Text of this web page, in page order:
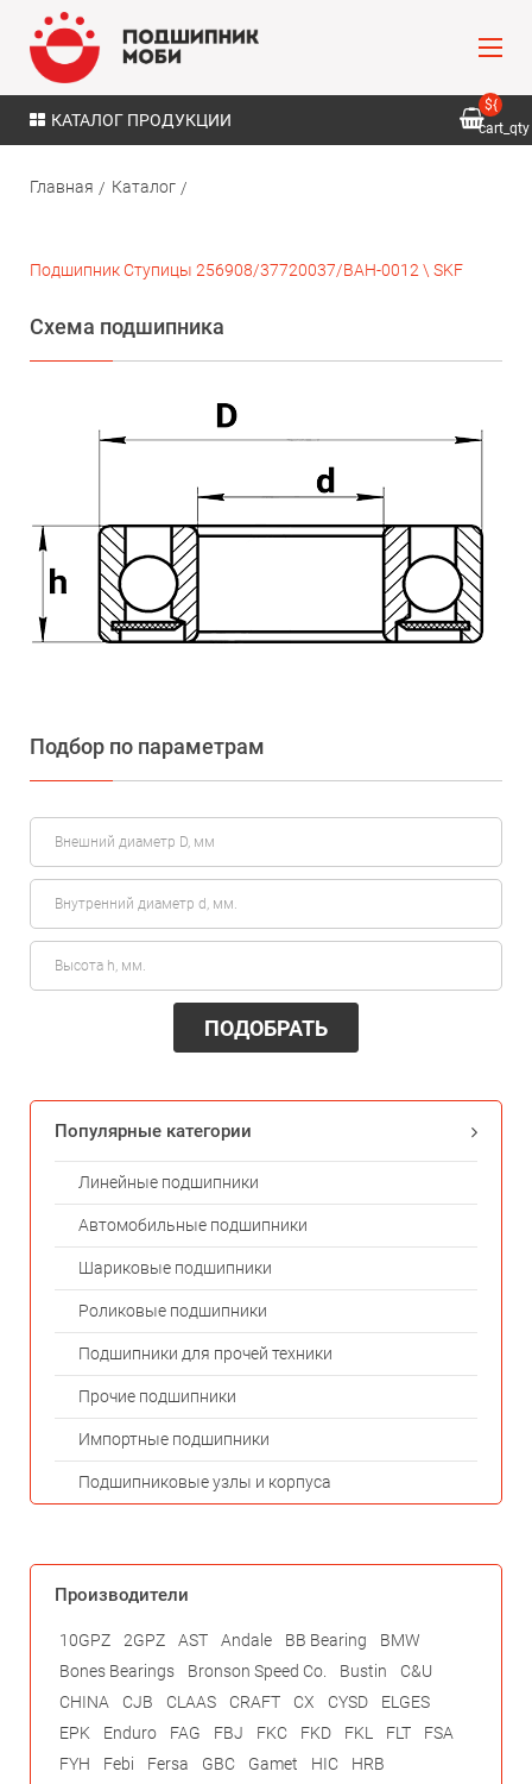
КАТАЛОГ ПРОДУКЦИИ
${
cart_qty
Главная Каталог
Подшипник Ступицы 256908/37720037/BAH-0012 \ SKF
Схема подшипника
Подбор по параметрам
ПОДОБРАТЬ
Популярные категории
Линейные подшипники
Автомобильные подшипники
Шариковые подшипники
Роликовые подшипники
Подшипники для прочей техники
Прочие подшипники
Импортные подшипники
Подшипниковые узлы и корпуса
Производители
10GPZ 2GPZ AST Andale BB Bearing
BMW
Bones Bearings
Bronson Speed Co. Bustin
C&U
CHINA
CJB CLAAS CRAFT CX CYSD
ELGES
EPK
Enduro FAG FBJ FKC FKD FKL FLT
FSA
FYH
Febi Fersa GBC Gamet HIC
HRB